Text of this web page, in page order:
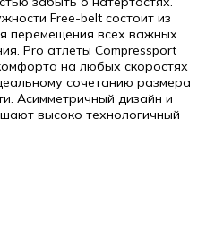
Free-belt состоит из
перемещения всех важных
Pro атлеты Compressport
на любых скоростях
сочетанию размера
Асимметричный дизайн и
высоко технологичный